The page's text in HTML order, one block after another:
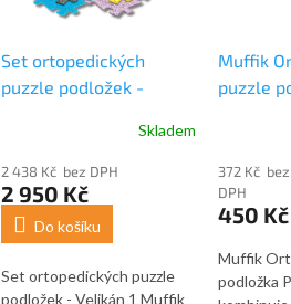
Set ortopedických
puzzle podložek -
Skladem
2 438 Kč bez DPH
2 950 Kč
Do košíku
Set ortopedických puzzle
podložek - Velikán 1 Muffik
Muffik
puzzle
372 Kč bez
DPH
450 Kč
Muffik
podložka